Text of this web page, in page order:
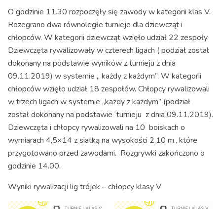
O godzinie 11.30 rozpoczęły się zawody w kategorii klas V.
Rozegrano dwa równoległe turnieje dla dziewcząt i
chłopców. W kategorii dziewcząt wzięło udział 22 zespoły.
Dziewczęta rywalizowały w czterech ligach ( podział został
dokonany na podstawie wyników z turnieju z dnia
09.11.2019) w systemie ,, każdy z każdym”. W kategorii
chłopców wzięło udział 18 zespołów. Chłopcy rywalizowali
w trzech ligach w systemie ,,każdy z każdym” (podział
został dokonany na podstawie turnieju z dnia 09.11.2019).
Dziewczęta i chłopcy rywalizowali na 10 boiskach o
wymiarach 4,5×14 z siatką na wysokości 2.10 m., które
przygotowano przed zawodami. Rozgrywki zakończono o
godzinie 14.00.
Wyniki rywalizacji lig trójek – chłopcy klasy V